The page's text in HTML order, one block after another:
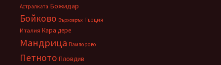
Астралката Божидар
Бойково Върховръх Гърция
Италия Кара дере
Мандрица Пампорово
Петното Пловдив